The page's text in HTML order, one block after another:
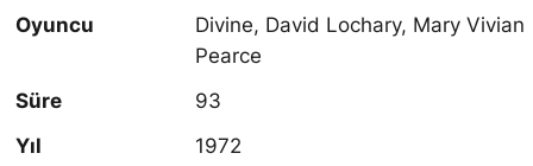
Oyuncu
Divine, David Lochary, Mary Vivian
Pearce
Süre
93
Yıl
1972